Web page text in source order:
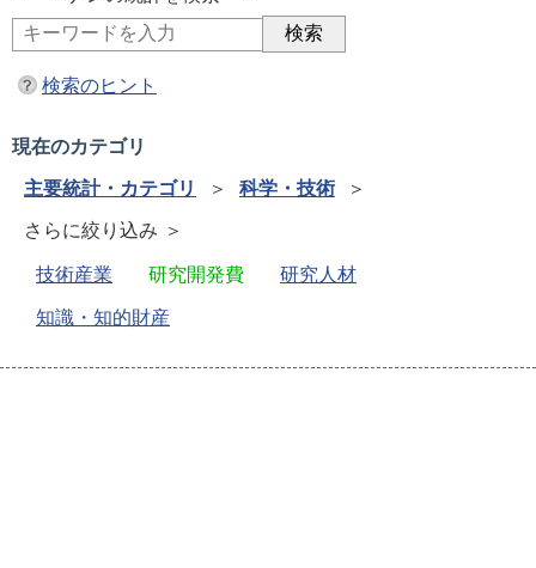
検索のヒント
現在のカテゴリ
主要統計・カテゴリ
＞ 科学・技術 ＞
さらに絞り込み ＞
技術産業
研究開発費
研究人材
知識・知的財産